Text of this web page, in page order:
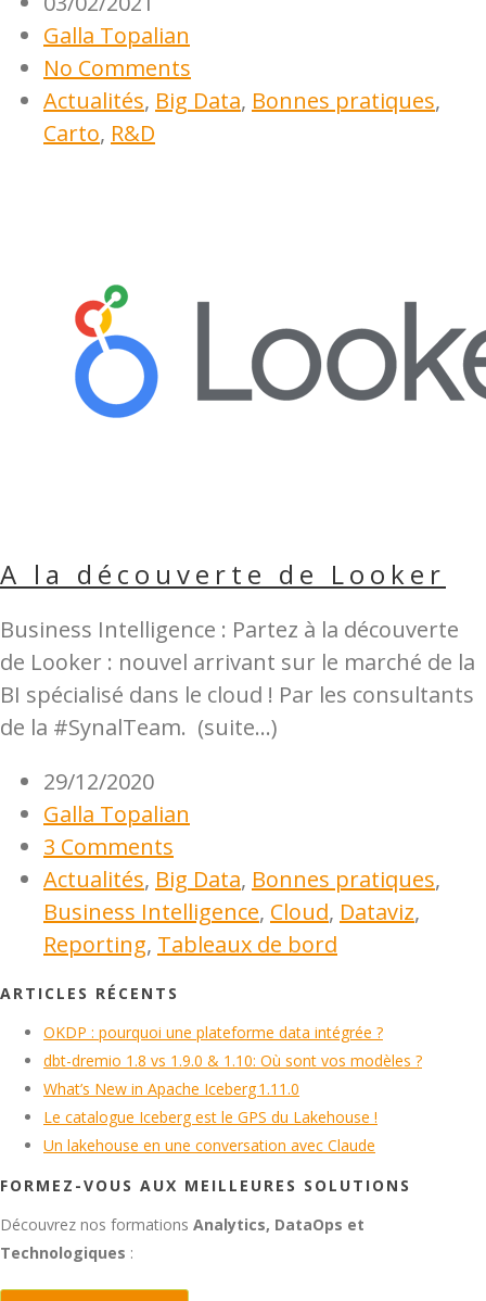
Galla Topalian
No Comments
Actualités, Big Data, Bonnes pratiques,
Carto, R&D
A la découverte de Looker
Business Intelligence : Partez à la découverte
de Looker : nouvel arrivant sur le marché de la
BI spécialisé dans le cloud ! Par les consultants
de la #SynalTeam. (suite…)
29/12/2020
Galla Topalian
3 Comments
Actualités, Big Data, Bonnes pratiques,
Business Intelligence, Cloud, Dataviz,
Reporting, Tableaux de bord
ARTICLES RÉCENTS
OKDP : pourquoi une plateforme data intégrée ?
dbt-dremio 1.8 vs 1.9.0 & 1.10: Où sont vos modèles ?
What’s New in Apache Iceberg 1.11.0
Le catalogue Iceberg est le GPS du Lakehouse !
Un lakehouse en une conversation avec Claude
FORMEZ-VOUS AUX MEILLEURES SOLUTIONS
Découvrez nos formations Analytics, DataOps et
Technologiques :